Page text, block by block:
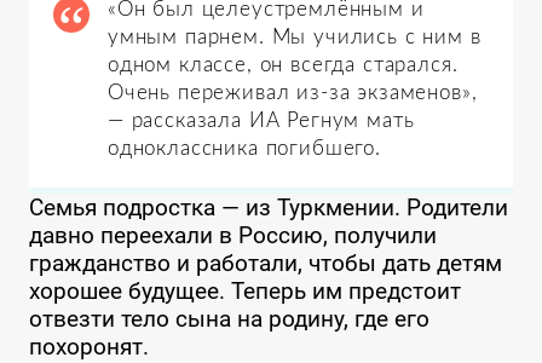
«Он был целеустремлённым и
умным парнем. Мы учились с ним в
одном классе, он всегда старался.
Очень переживал из-за экзаменов»,
— рассказала ИА Регнум мать
одноклассника погибшего.
Семья подростка — из Туркмении. Родители
давно переехали в Россию, получили
гражданство и работали, чтобы дать детям
хорошее будущее. Теперь им предстоит
отвезти тело сына на родину, где его
похоронят.